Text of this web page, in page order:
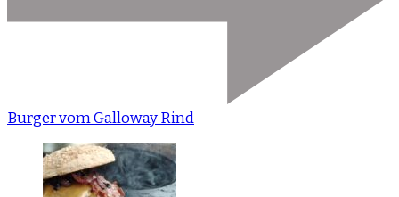
Burger vom Galloway Rind